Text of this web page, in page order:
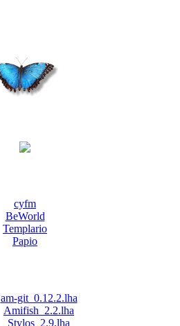
cyfm
BeWorld
Templario
Papio
am-git_0.12.2.lha
Amifish_2.2.lha
Stylos_2.9.lha